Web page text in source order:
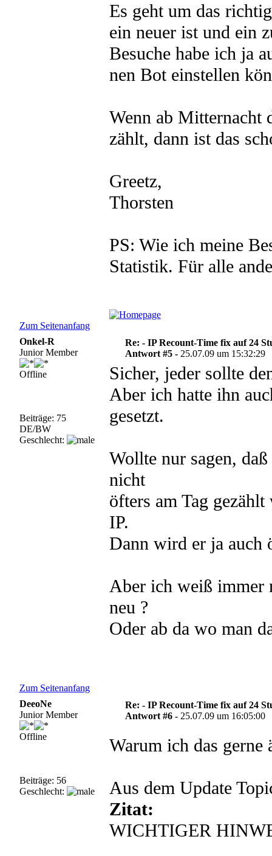
Es geht um das
ein neuer ist und ein
Besuche habe ich ja
nen Bot einstellen
Wenn ab Mitternacht
zählt, dann ist das
Greetz,
Thorsten
PS: Wie ich meine
Statistik. Für alle
Zum Seitenanfang
Onkel-R
Junior Member
Offline
Beiträge: 75
DE/BW
Geschlecht:
Re: - IP Recount-Time fix auf 24
Antwort #5 - 25.07.09 um 15:32:29
Sicher, jeder sollte
Aber ich hatte ihn
gesetzt.
Wollte nur sagen,
nicht
öfters am Tag
IP.
Dann wird er ja auch
Aber ich weiß immer
neu ?
Oder ab da wo man
Zum Seitenanfang
DeeoNe
Junior Member
Offline
Beiträge: 56
Geschlecht:
Re: - IP Recount-Time fix auf 24
Antwort #6 - 25.07.09 um 16:05:00
Warum ich das
Aus dem Update
Zitat:
WICHTIGER